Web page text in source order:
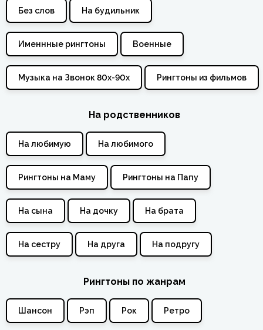
Без слов На будильник
Именнные рингтоны Военные
Музыка на Звонок 80х-90х Рингтоны из фильмов
На родственников
На любимую На любимого
Рингтоны на Маму Рингтоны на Папу
На сына На дочку На брата
На сестру На друга На подругу
Рингтоны по жанрам
Шансон Рэп Рок Ретро